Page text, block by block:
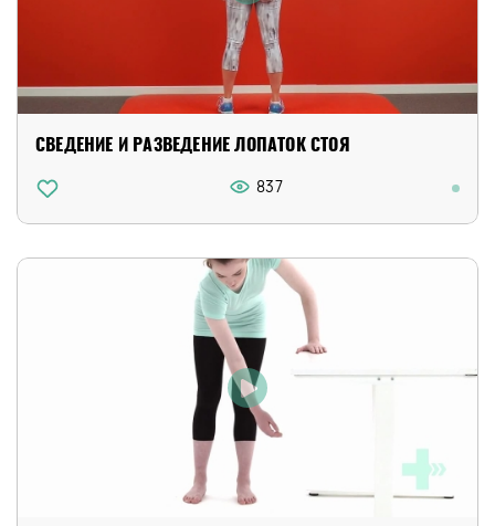
СВЕДЕНИЕ И РАЗВЕДЕНИЕ ЛОПАТОК СТОЯ
837